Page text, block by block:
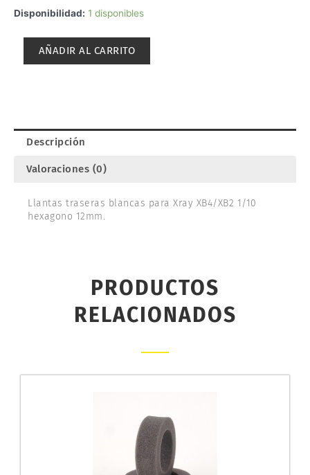
Disponibilidad: 1 disponibles
LLANTAS
BLANCA
AÑADIR AL CARRITO
Descripción
Valoraciones (0)
Llantas traseras blancas para Xray XB4/XB2 1/10
hexagono 12mm.
PRODUCTOS
RELACIONADOS